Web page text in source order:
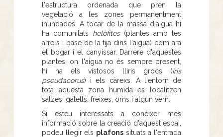
l'estructura ordenada que pren la
vegetació a les zones permanentment
inundades. A tocar de la massa d'aigua hi
ha comunitats helòfites(plantes amb les
arrels i base de la tija dins l'aigua) com ara
el bogar i el canyissar. Darrere d'aquestes
plantes, on l'aigua no és sempre present,
hi ha els vistosos lliris grocs (Iris
pseudacorus) i els càrexs. A l'entorn de
tota aquesta zona humida es localitzen
salzes, gatells, freixes, oms i algun vern.
Si esteu interessats a conèixer més
informació sobre la creació d'aquest espai,
podeu llegir els plafons situats a l'entrada